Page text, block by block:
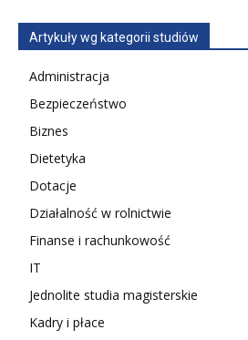
Artykuły wg kategorii studiów
Administracja
Bezpieczeństwo
Biznes
Dietetyka
Dotacje
Działalność w rolnictwie
Finanse i rachunkowość
IT
Jednolite studia magisterskie
Kadry i płace